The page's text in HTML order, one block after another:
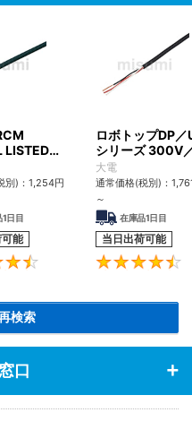
規
対応） 小
別)： 1,254円
1日目
能
4.6
ロボトップDP／
シリーズ 300V
UL2517
大電
通常価格(税別)：
～
在庫品1日目
当日出荷可能
検索
口